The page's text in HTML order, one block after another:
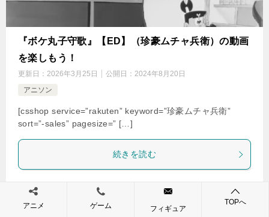
『ボケ丸子守歌』【ED】（珍豪ムチャ兵衛）の動画
を楽しもう！
更新日： 2026年3月25日 公開日： 2024年8月20日
アニソン
[csshop service=”rakuten” keyword=”珍豪ムチャ兵衛”
sort=”-sales” pagesize=” […]
続きを読む
アニメ ゲーム フィギュア
TOPへ